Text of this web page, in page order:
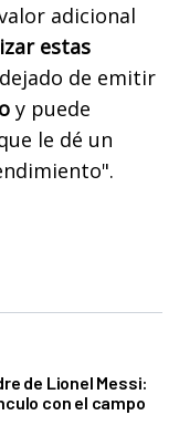
adicional
estas
de emitir
y puede
le dé un
de Lionel Messi:
con el campo